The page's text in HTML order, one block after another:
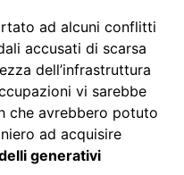
ad alcuni conflitti
accusati di scarsa
dell’infrastruttura
vi sarebbe
che avrebbero potuto
ad acquisire
generativi